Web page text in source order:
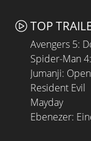
TOP
Avengers 5:
Spider-Man
Jumanji:
Resident Evil
Mayday
Ebenezer: